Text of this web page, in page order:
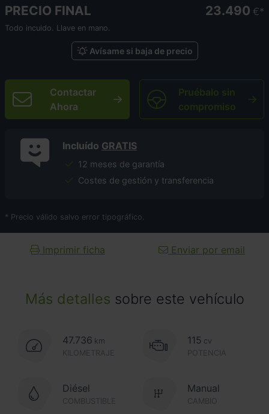
Más detalles sobre este vehículo
47.736 km
KILOMETRAJE
115 cv
POTENCIA
Diésel
COMBUSTIBLE CAMBIO
Manual
PRECIO FINAL 23.490 €
Todo incuido. Llave en mano.
Avísame si baja de precio
Contactar
Ahora
Pruébalo sin
compromiso
Incluído GRATIS
12 meses de garantía
Costes de gestión y transferencia
* Precio válido salvo error tipográfico.
Imprimir ficha Enviar por email